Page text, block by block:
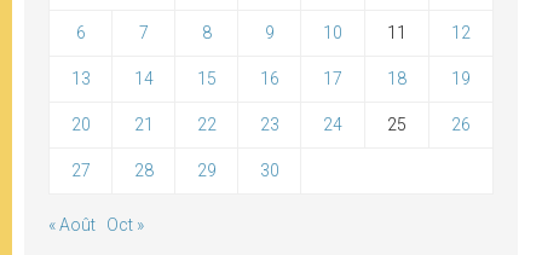
6 7 8 9 10 11 12
13 14 15 16 17 18 19
20 21 22 23 24 25 26
27 28 29 30
« Août Oct »